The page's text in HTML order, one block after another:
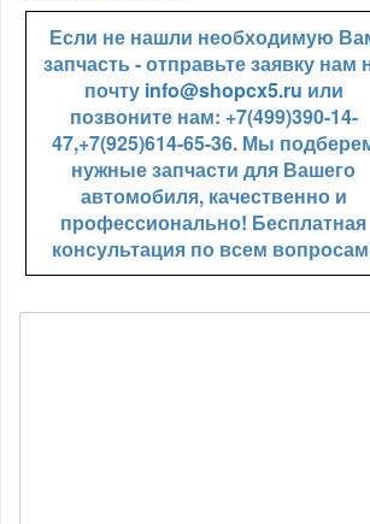
Если не нашли необходимую
запчасть - отправьте заявку нам
почту info@shopcx5.ru или
позвоните нам: +7(499)390-14-
47,+7(925)614-65-36. Мы
нужные запчасти для Вашего
автомобиля, качественно и
профессионально! Бесплатная
консультация по всем